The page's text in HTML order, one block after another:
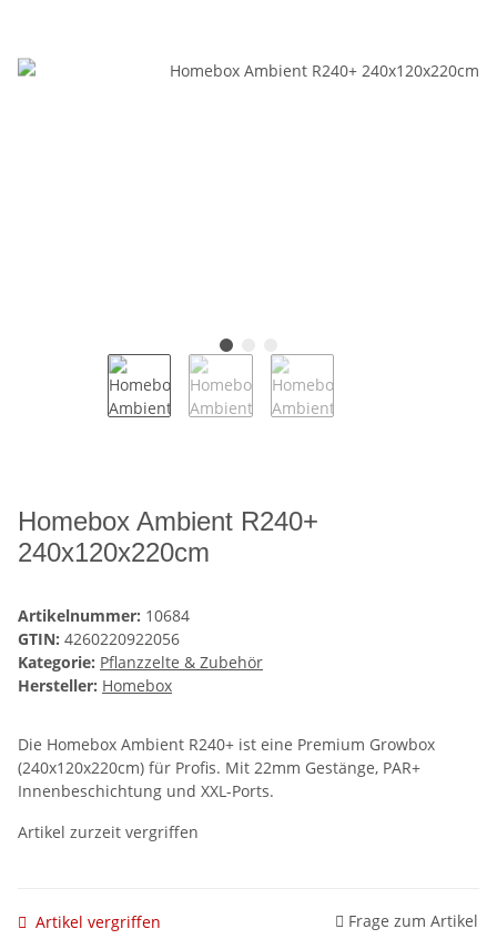
Homebox Ambient R240+
240x120x220cm
Artikelnummer: 10684
GTIN: 4260220922056
Kategorie: Pflanzzelte & Zubehör
Hersteller: Homebox
Die Homebox Ambient R240+ ist eine Premium Growbox
(240x120x220cm) für Profis. Mit 22mm Gestänge, PAR+
Innenbeschichtung und XXL-Ports.
Artikel zurzeit vergriffen
Artikel vergriffen Frage zum Artikel